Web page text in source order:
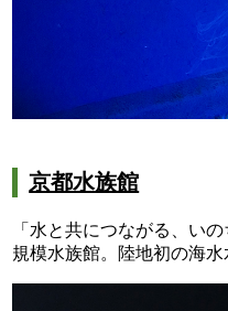
京都水族館
「水と共につながる、い
規模水族館。陸地初の海水